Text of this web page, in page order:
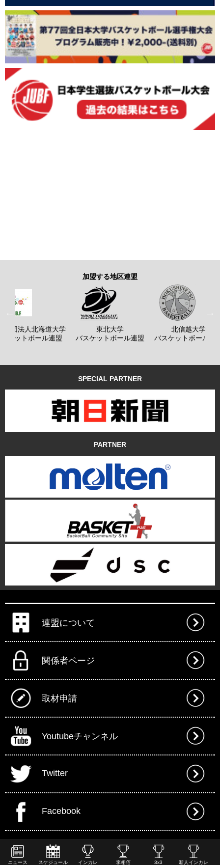
加盟する地区連盟
社団法人北海道大学
ケットボール連盟
東北大学
バスケットボール連盟
北信越大学
バスケットボール連
SPECIAL PARTNER
PARTNER
連盟について
関係者ページ
取材申請
Youtubeチャンネル
Twitter
Facebook
ニュース スケジュール インカレ 李相佰 3x3 新人インカレ